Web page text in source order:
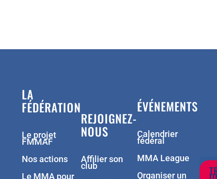
LA
FÉDÉRATION
Le projet
FMMAF
Nos actions
Le MMA pour
REJOIGNEZ-
NOUS
Affilier son
club
ÉVÉNEMENTS
Calendrier
fédéral
MMA League
Organiser un